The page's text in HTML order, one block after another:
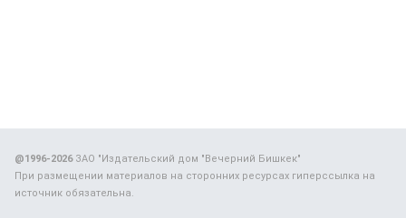
@1996-2026ЗАО "Издательский дом "Вечерний Бишкек"
При размещении материалов на сторонних ресурсах гиперссылка на
источник обязательна.